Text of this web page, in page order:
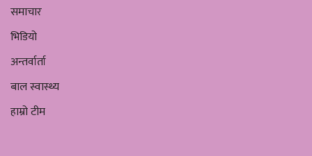
समाचार
भिडियो
अन्तर्वार्ता
बाल स्वास्थ्य
हाम्रो टीम